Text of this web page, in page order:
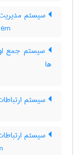
سیستم مدیریت
سیستم جمع
ها
سیستم
سیستم